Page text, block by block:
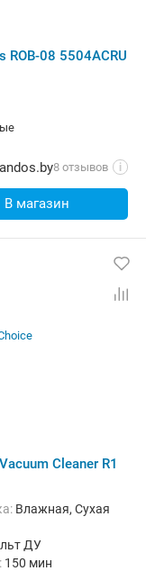
ROB-08 5504ACRU
8 отзывов i
В магазин
Cleaner R1
Влажная, Сухая
ДУ
150 мин